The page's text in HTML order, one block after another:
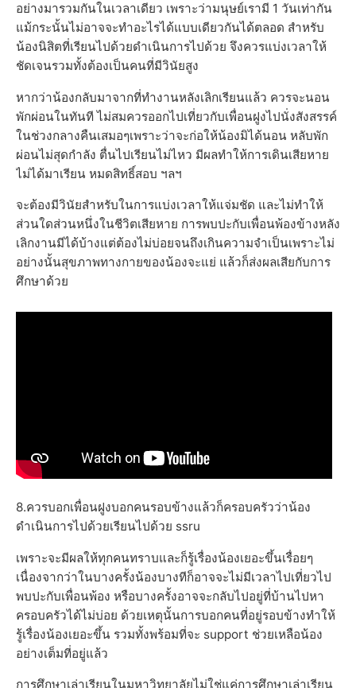
อย่างมารวมกันในเวลาเดียว เพราะว่ามนุษย์เรามี 1 วันเท่ากัน
แม้กระนั้นไม่อาจจะทำอะไรได้แบบเดียวกันได้ตลอด สำหรับ
น้องนิสิตที่เรียนไปด้วยดำเนินการไปด้วย จึงควรแบ่งเวลาให้
ชัดเจนรวมทั้งต้องเป็นคนที่มีวินัยสูง
หากว่าน้องกลับมาจากที่ทำงานหลังเลิกเรียนแล้ว ควรจะนอน
พักผ่อนในทันที ไม่สมควรออกไปเที่ยวกับเพื่อนฝูงไปนั่งสังสรรค์
ในช่วงกลางคืนเสมอๆเพราะว่าจะก่อให้น้องมิได้นอน หลับพัก
ผ่อนไม่สุดกำลัง ตื่นไปเรียนไม่ไหว มีผลทำให้การเดินเสียหาย
ไม่ได้มาเรียน หมดสิทธิ์สอบ ฯลฯ
จะต้องมีวินัยสำหรับในการแบ่งเวลาให้แจ่มชัด และไม่ทำให้
ส่วนใดส่วนหนึ่งในชีวิตเสียหาย การพบปะกับเพื่อนพ้องข้างหลัง
เลิกงานมีได้บ้างแต่ต้องไม่บ่อยจนถึงเกินความจำเป็นเพราะไม่
อย่างนั้นสุขภาพทางกายของน้องจะแย่ แล้วก็ส่งผลเสียกับการ
ศึกษาด้วย
8.ควรบอกเพื่อนฝูงบอกคนรอบข้างแล้วก็ครอบครัวว่าน้อง
ดำเนินการไปด้วยเรียนไปด้วย ssru
เพราะจะมีผลให้ทุกคนทราบและก็รู้เรื่องน้องเยอะขึ้นเรื่อยๆ
เนื่องจากว่าในบางครั้งน้องบางทีก็อาจจะไม่มีเวลาไปเที่ยวไป
พบปะกับเพื่อนพ้อง หรือบางครั้งอาจจะกลับไปอยู่ที่บ้านไปหา
ครอบครัวได้ไม่บ่อย ด้วยเหตุนั้นการบอกคนที่อยู่รอบข้างทำให้
รู้เรื่องน้องเยอะขึ้น รวมทั้งพร้อมที่จะ support ช่วยเหลือน้อง
อย่างเต็มที่อยู่แล้ว
การศึกษาเล่าเรียนในมหาวิทยาลัยไม่ใช่แค่การศึกษาเล่าเรียน